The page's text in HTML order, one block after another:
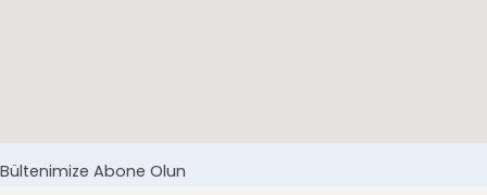
Bültenimize Abone Olun